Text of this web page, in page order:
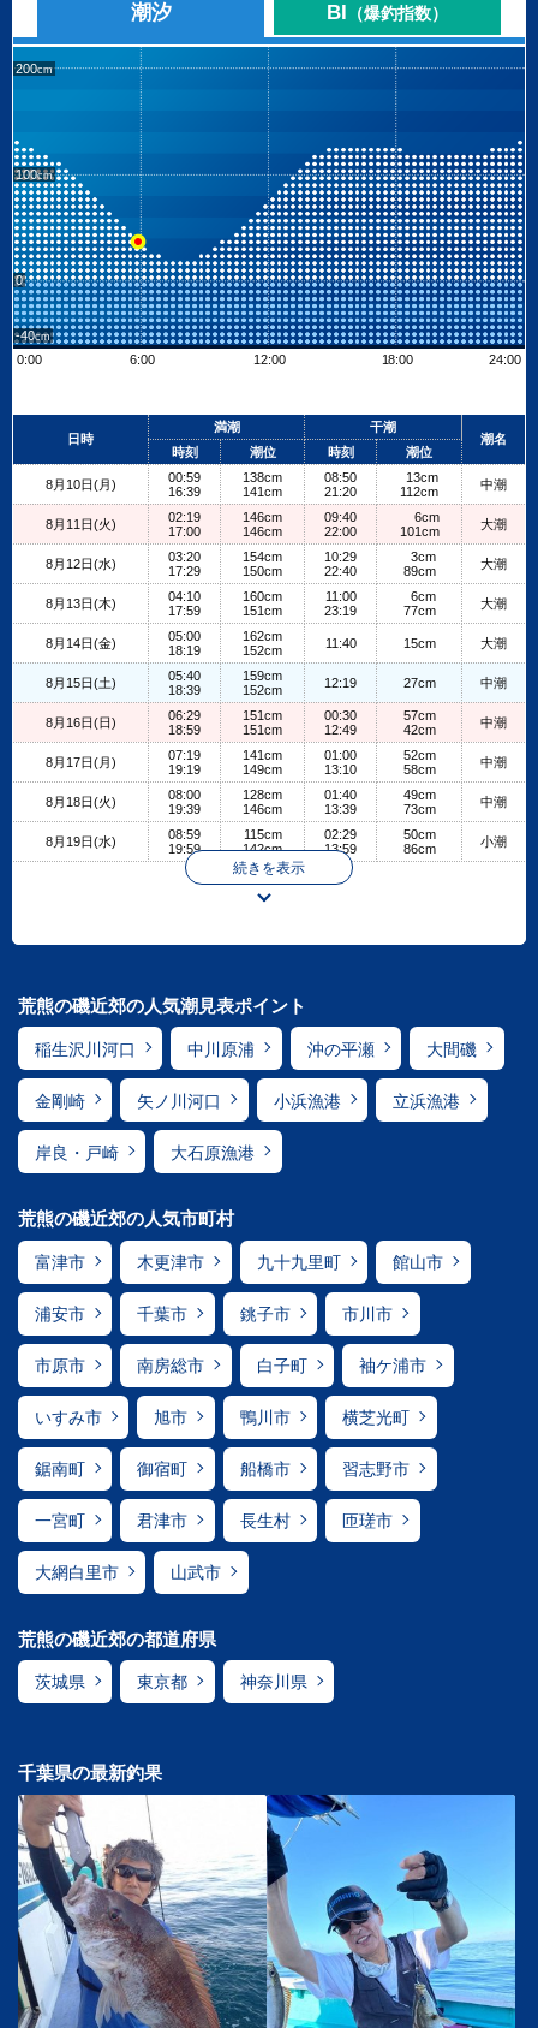
潮汐 BI （爆釣指数）
200
100
0
-40
0:00
6:00 12:00 18:00 24:00
+
日時
満潮
干潮
潮名
時刻
潮位 時刻 潮位
8月10日(月)
00:59
16:39
138cm
141cm
08:50
21:20
13cm
112cm
中潮
8月11日(火)
02:19
17:00
146cm
146cm
09:40
22:00
6cm
101cm
大潮
8月12日(水)
03:20
17:29
154cm
150cm
10:29
22:40
3cm
89cm
大潮
8月13日(木)
04:10
17:59
160cm
151cm
11:00
23:19
6cm
77cm
大潮
8月14日(金)
05:00
18:19
162cm
152cm
11:40 15cm 大潮
8月15日(土)
05:40
18:39
159cm
152cm
12:19 27cm 中潮
8月16日(日)
06:29
18:59
151cm
151cm
00:30
12:49
57cm
42cm
中潮
8月17日(月)
07:19
19:19
141cm
149cm
01:00
13:10
52cm
58cm
中潮
8月18日(火)
08:00
19:39
128cm
146cm
01:40
13:39
49cm
73cm
中潮
8月19日(水)
08:59
19:59
115cm
142cm
02:29
13:59
50cm
86cm
小潮
続きを表示
荒熊の磯近郊の人気潮見表ポイント
稲生沢川河口 中川原浦 沖の平瀬 大間磯
金剛崎 矢ノ川河口 小浜漁港 立浜漁港
岸良・戸崎 大石原漁港
荒熊の磯近郊の人気市町村
富津市 木更津市 九十九里町 館山市
浦安市 千葉市 銚子市 市川市
市原市 南房総市 白子町 袖ケ浦市
いすみ市 旭市 鴨川市 横芝光町
鋸南町 御宿町 船橋市 習志野市
一宮町 君津市 長生村 匝瑳市
大網白里市 山武市
荒熊の磯近郊の都道府県
茨城県 東京都 神奈川県
千葉県の最新釣果